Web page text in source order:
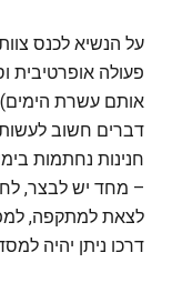
על הנשיא לכנס
פעולה אופרטיבית
אותם עשרת הימים)
דברים חשוב
חנינות נחתמות
– מחד יש לבצר,
לצאת למתקפה,
דרכו ניתן יהיה